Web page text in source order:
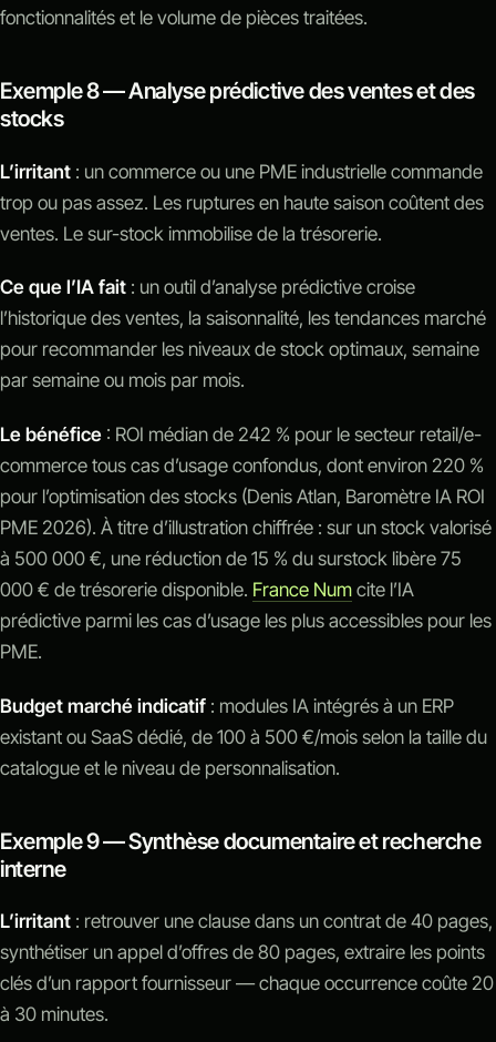
fonctionnalités et le volume de pièces traitées.
Exemple 8 — Analyse prédictive des ventes et des
stocks
L’irritant : un commerce ou une PME industrielle commande
trop ou pas assez. Les ruptures en haute saison coûtent des
ventes. Le sur-stock immobilise de la trésorerie.
Ce que l’IA fait : un outil d’analyse prédictive croise
l’historique des ventes, la saisonnalité, les tendances marché
pour recommander les niveaux de stock optimaux, semaine
par semaine ou mois par mois.
Le bénéfice : ROI médian de 242 % pour le secteur retail/e-
commerce tous cas d’usage confondus, dont environ 220 %
pour l’optimisation des stocks (Denis Atlan, Baromètre IA ROI
PME 2026). À titre d’illustration chiffrée : sur un stock valorisé
à 500 000 €, une réduction de 15 % du surstock libère 75
000 € de trésorerie disponible. France Numcite l’IA
prédictive parmi les cas d’usage les plus accessibles pour les
PME.
Budget marché indicatif : modules IA intégrés à un ERP
existant ou SaaS dédié, de 100 à 500 €/mois selon la taille du
catalogue et le niveau de personnalisation.
Exemple 9 — Synthèse documentaire et recherche
interne
L’irritant : retrouver une clause dans un contrat de 40 pages,
synthétiser un appel d’offres de 80 pages, extraire les points
clés d’un rapport fournisseur — chaque occurrence coûte 20
à 30 minutes.